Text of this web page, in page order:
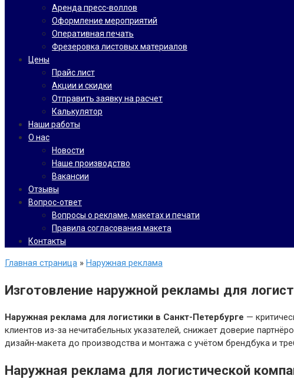
Аренда пресс-воллов
Оформление мероприятий
Оперативная печать
Фрезеровка листовых материалов
Цены
Прайс лист
Акции и скидки
Отправить заявку на расчет
Калькулятор
Наши работы
О нас
Новости
Наше производство
Вакансии
Отзывы
Вопрос-ответ
Вопросы о рекламе, макетах и печати
Правила согласования макета
Контакты
Главная страница » Наружная реклама
Изготовление наружной рекламы для
Наружная реклама для логистики в Санкт-Петербурге —
клиентов из‑за нечитабельных указателей, снижает доверие
дизайн‑макета до производства и монтажа с учётом брендбука и
Наружная реклама для логистической